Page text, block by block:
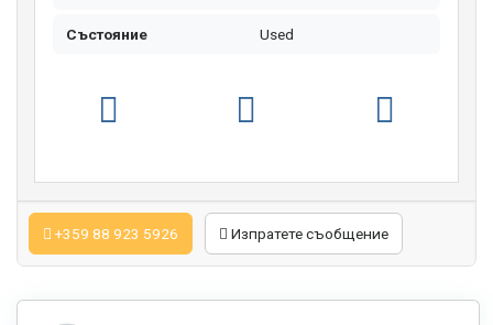
Състояние Used
+359 88 923 5926 Изпратете съобщение